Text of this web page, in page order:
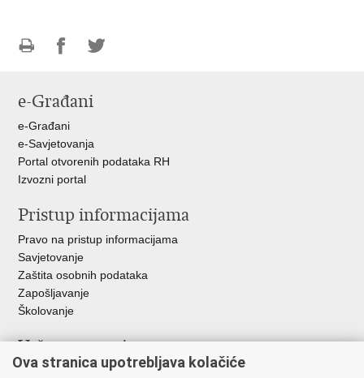
FacebookuTwitteru
e-Građani
e-Građani
e-Savjetovanja
Portal otvorenih podataka RH
Izvozni portal
Pristup informacijama
Pravo na pristup informacijama
Savjetovanje
Zaštita osobnih podataka
Zapošljavanje
Školovanje
Važne poveznice
Ministarstvo unutarnjih poslova
Ova stranica upotrebljava kolačiće